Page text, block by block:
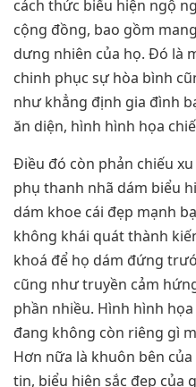
cách thức biểu hiện ngộ
cộng đồng, bao gồm
dưng nhiên của họ. Đó là
chinh phục sự hòa bình
như khẳng định gia đình
ăn diện, hình hình họa
Điều đó còn phản chiếu
phụ thanh nhã dám biểu
dám khoe cái đẹp mạnh
không khái quát thành
khoá để họ dám đứng
cũng như truyền cảm
phần nhiều. Hình hình
đang không còn riêng gì
Hơn nữa là khuôn bên
tin, biểu hiện sắc đẹp của